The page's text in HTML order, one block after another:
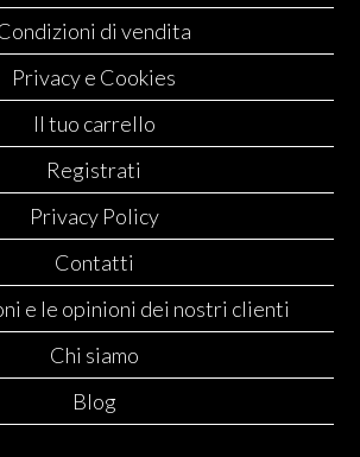
di vendita
Privacy e Cookies
Il tuo carrello
Registrati
Privacy Policy
Contatti
e le opinioni dei nostri clienti
Chi siamo
Blog